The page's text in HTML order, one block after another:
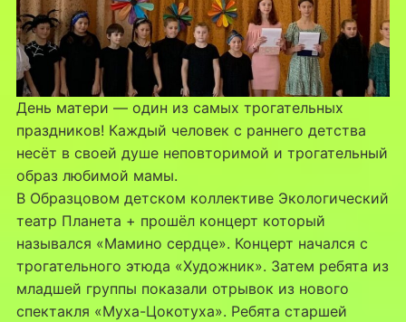
День матери — один из самых трогательных
праздников! Каждый человек с раннего детства
несёт в своей душе неповторимой и трогательный
образ любимой мамы.
В Образцовом детском коллективе Экологический
театр Планета + прошёл концерт который
назывался «Мамино сердце». Концерт начался с
трогательного этюда «Художник». Затем ребята из
младшей группы показали отрывок из нового
спектакля «Муха-Цокотуха». Ребята старшей